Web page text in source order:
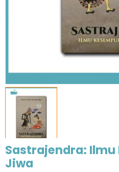
Sastrajendra:
Jiwa